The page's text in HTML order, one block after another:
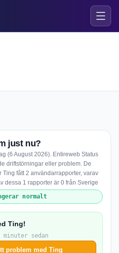
just nu?
(6 August 2026). Entireweb Status
driftstörningar eller problem. De
Ting fått 2 användarrapporter, varav
dessa 1 rapporter är 0 från Sverige
normalt
Ting!
sedan
problem med Ting